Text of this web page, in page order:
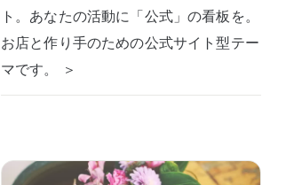
ト。あなたの活動に「公式」の看板を。
お店と作り手のための公式サイト型テー
マです。 ＞